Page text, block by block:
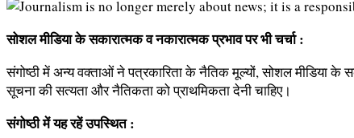
सोशल मीडिया के सकारात्मक व नकारात्मक प्रभाव पर भी चर्चा :
संगोष्ठी में अन्य वक्ताओं ने पत्रकारिता के नैतिक मूल्यों, सोशल मीडिया के
सूचना की सत्यता और नैतिकता को प्राथमिकता देनी चाहिए।
संगोष्ठी में यह रहें उपस्थित :